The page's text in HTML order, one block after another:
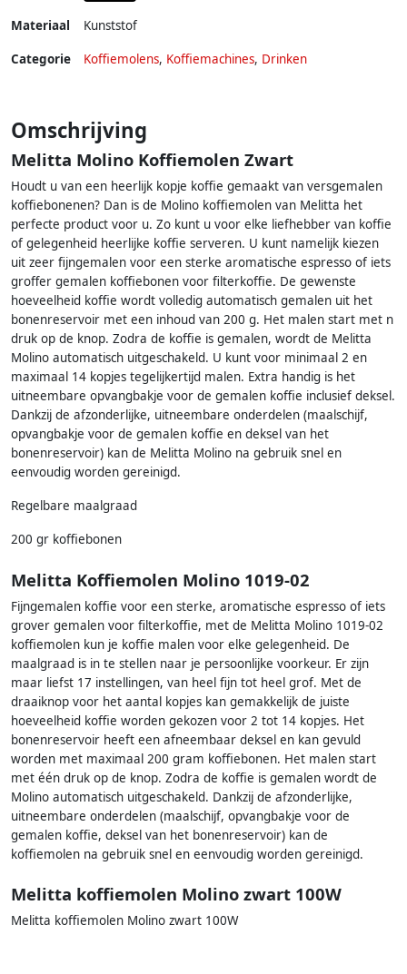
Materiaal Kunststof
Categorie Koffiemolens, Koffiemachines, Drinken
Omschrijving
Melitta Molino Koffiemolen Zwart
Houdt u van een heerlijk kopje koffie gemaakt van versgemalen
koffiebonenen? Dan is de Molino koffiemolen van Melitta het
perfecte product voor u. Zo kunt u voor elke liefhebber van koffie
of gelegenheid heerlijke koffie serveren. U kunt namelijk kiezen
uit zeer fijngemalen voor een sterke aromatische espresso of iets
groffer gemalen koffiebonen voor filterkoffie. De gewenste
hoeveelheid koffie wordt volledig automatisch gemalen uit het
bonenreservoir met een inhoud van 200 g. Het malen start met n
druk op de knop. Zodra de koffie is gemalen, wordt de Melitta
Molino automatisch uitgeschakeld. U kunt voor minimaal 2 en
maximaal 14 kopjes tegelijkertijd malen. Extra handig is het
uitneembare opvangbakje voor de gemalen koffie inclusief deksel.
Dankzij de afzonderlijke, uitneembare onderdelen (maalschijf,
opvangbakje voor de gemalen koffie en deksel van het
bonenreservoir) kan de Melitta Molino na gebruik snel en
eenvoudig worden gereinigd.
Regelbare maalgraad
200 gr koffiebonen
Melitta Koffiemolen Molino 1019-02
Fijngemalen koffie voor een sterke, aromatische espresso of iets
grover gemalen voor filterkoffie, met de Melitta Molino 1019-02
koffiemolen kun je koffie malen voor elke gelegenheid. De
maalgraad is in te stellen naar je persoonlijke voorkeur. Er zijn
maar liefst 17 instellingen, van heel fijn tot heel grof. Met de
draaiknop voor het aantal kopjes kan gemakkelijk de juiste
hoeveelheid koffie worden gekozen voor 2 tot 14 kopjes. Het
bonenreservoir heeft een afneembaar deksel en kan gevuld
worden met maximaal 200 gram koffiebonen. Het malen start
met één druk op de knop. Zodra de koffie is gemalen wordt de
Molino automatisch uitgeschakeld. Dankzij de afzonderlijke,
uitneembare onderdelen (maalschijf, opvangbakje voor de
gemalen koffie, deksel van het bonenreservoir) kan de
koffiemolen na gebruik snel en eenvoudig worden gereinigd.
Melitta koffiemolen Molino zwart 100W
Melitta koffiemolen Molino zwart 100W